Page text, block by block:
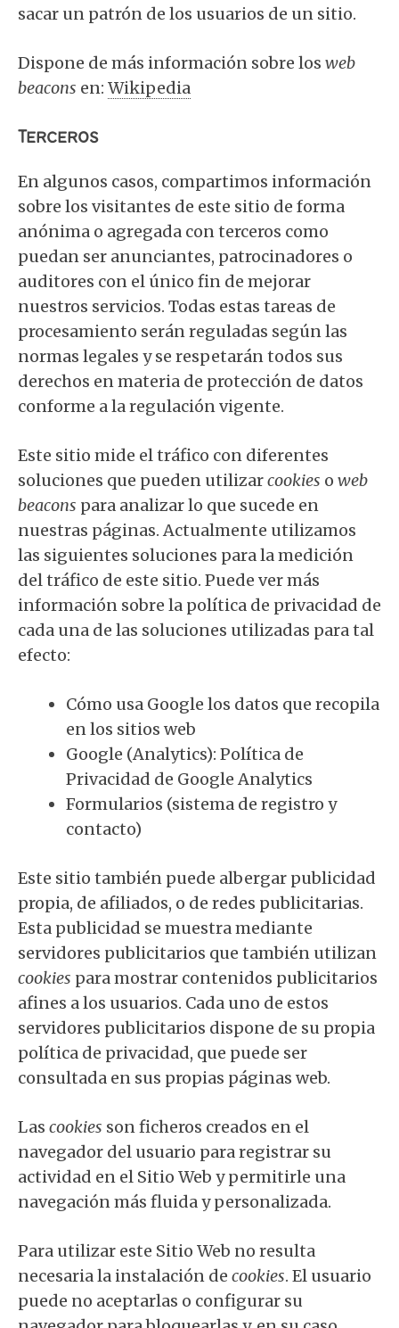
sacar un patrón de los usuarios de un sitio.
Dispone de más información sobre los web
beacons en: Wikipedia
Terceros
En algunos casos, compartimos información
sobre los visitantes de este sitio de forma
anónima o agregada con terceros como
puedan ser anunciantes, patrocinadores o
auditores con el único fin de mejorar
nuestros servicios. Todas estas tareas de
procesamiento serán reguladas según las
normas legales y se respetarán todos sus
derechos en materia de protección de datos
conforme a la regulación vigente.
Este sitio mide el tráfico con diferentes
soluciones que pueden utilizarcookies o web
beacons para analizar lo que sucede en
nuestras páginas. Actualmente utilizamos
las siguientes soluciones para la medición
del tráfico de este sitio. Puede ver más
información sobre la política de privacidad de
cada una de las soluciones utilizadas para tal
efecto:
Cómo usa Google los datos que recopila
en los sitios web
Google (Analytics): Política de
Privacidad de Google Analytics
Formularios (sistema de registro y
contacto)
Este sitio también puede albergar publicidad
propia, de afiliados, o de redes publicitarias.
Esta publicidad se muestra mediante
servidores publicitarios que también utilizan
cookies para mostrar contenidos publicitarios
afines a los usuarios. Cada uno de estos
servidores publicitarios dispone de su propia
política de privacidad, que puede ser
consultada en sus propias páginas web.
Las cookies son ficheros creados en el
navegador del usuario para registrar su
actividad en el Sitio Web y permitirle una
navegación más fluida y personalizada.
Para utilizar este Sitio Web no resulta
necesaria la instalación de cookies. El usuario
puede no aceptarlas o configurar su